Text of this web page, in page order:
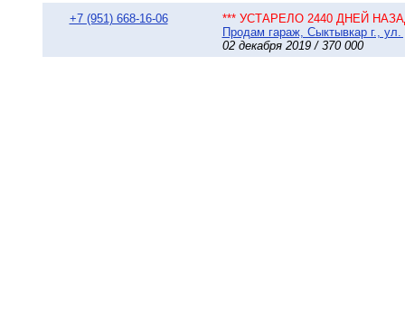
+7 (951) 668-16-06
*** УСТАРЕЛО 2440 ДНЕЙ
Продам гараж, Сыктывкар г.,
02 декабря 2019 / 370 000